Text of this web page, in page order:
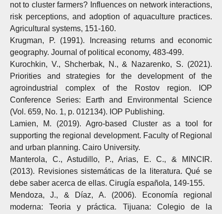
not to cluster farmers? Influences on network interactions,
risk perceptions, and adoption of aquaculture practices.
Agricultural systems, 151-160.
Krugman, P. (1991). Increasing returns and economic
geography. Journal of political economy, 483-499.
Kurochkin, V., Shcherbak, N., & Nazarenko, S. (2021).
Priorities and strategies for the development of the
agroindustrial complex of the Rostov region. IOP
Conference Series: Earth and Environmental Science
(Vol. 659, No. 1, p. 012134). IOP Publishing.
Lamien, M. (2019). Agro-based Cluster as a tool for
supporting the regional development. Faculty of Regional
and urban planning. Cairo University.
Manterola, C., Astudillo, P., Arias, E. C., & MINCIR.
(2013). Revisiones sistemáticas de la literatura. Qué se
debe saber acerca de ellas. Cirugía española, 149-155.
Mendoza, J., & Díaz, A. (2006). Economía regional
moderna: Teoria y práctica. Tijuana: Colegio de la